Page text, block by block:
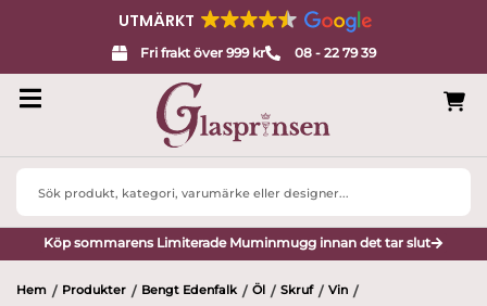
UTMÄRKT
Fri frakt över 999 kr 08 - 22 79 39
Search
Köp sommarens Limiterade Muminmugg innan det tar slut
Hem / Produkter / Bengt Edenfalk / Öl / Skruf / Vin /